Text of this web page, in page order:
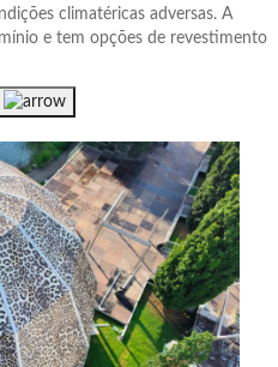
climatéricas adversas. A
e tem opções de revestimento